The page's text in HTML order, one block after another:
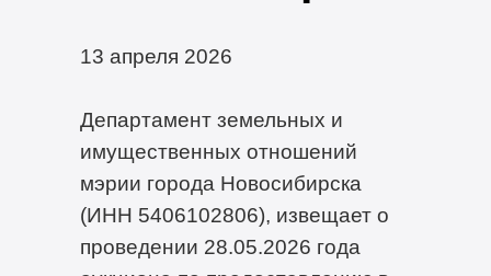
13 апреля 2026
Департамент земельных и
имущественных отношений
мэрии города Новосибирска
(ИНН 5406102806), извещает о
проведении 28.05.2026 года